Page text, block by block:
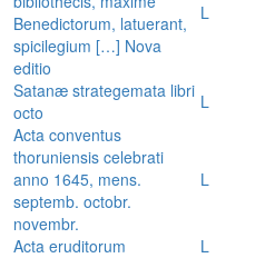
Benedictorum, latuerant,
spicilegium […] Nova
editio
L
Satanæ strategemata libri
octo
L
Acta conventus
thoruniensis celebrati
anno 1645, mens.
septemb. octobr.
novembr.
L
Acta eruditorum
L